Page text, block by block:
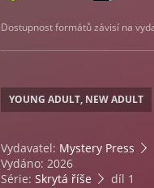
Dostupnost formátů závisí na
YOUNG ADULT, NEW ADULT
Vydavatel: Mystery Press
Vydáno: 2026
Série: Skrytá říše
díl 1